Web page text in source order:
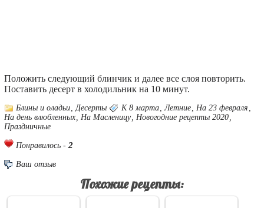
Положить следующий блинчик и далее все слоя повторить.
Поставить десерт в холодильник на 10 минут.
Блины и оладьи Десерты К 8 марта ,Летние На 23 февраля
На день влюбленных
На Масленицу, Новогодние рецепты 2020
Праздничные
Понравилось -2
Ваш отзыв
Похожие рецепты: